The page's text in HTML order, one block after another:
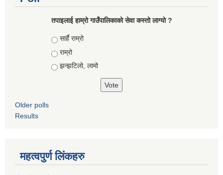
तपाइलाई हाम्रो गाउँपालिकाको सेवा कस्तो लाग्यो ?
Choices
सार्है राम्रो
राम्रो
झन्झटिलो, लामो
Older polls
Results
महत्वपुर्ण लिंकहरु